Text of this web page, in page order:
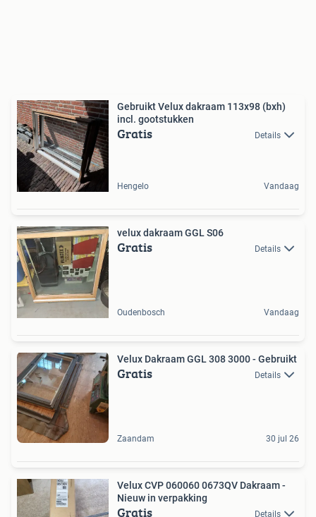
Gebruikt Velux dakraam 113x98 (bxh)
incl. gootstukken
Gratis Details
Hengelo Vandaag
velux dakraam GGL S06
Gratis Details
Oudenbosch Vandaag
Velux Dakraam GGL 308 3000 - Gebruikt
Gratis Details
Zaandam 30 jul 26
Velux CVP 060060 0673QV Dakraam -
Nieuw in verpakking
Gratis Details